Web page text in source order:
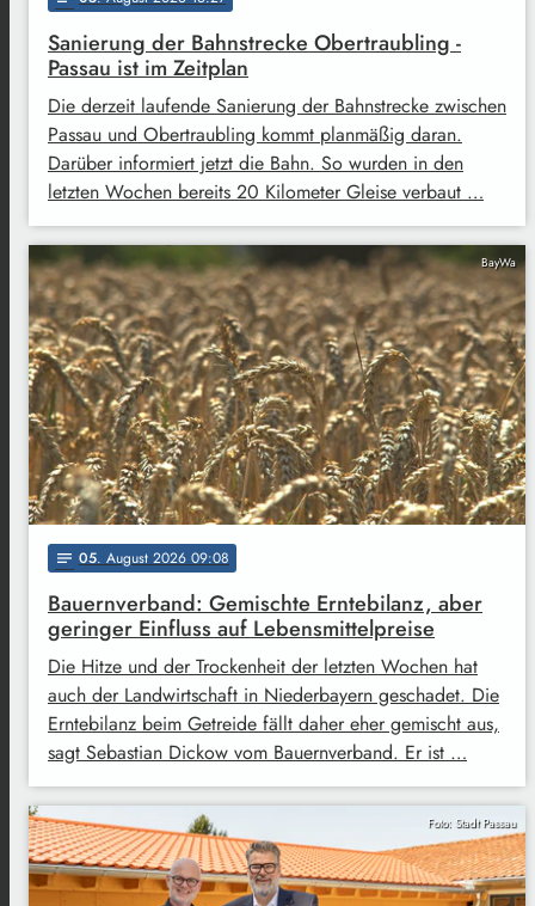
Sanierung der Bahnstrecke Obertraubling -
Passau ist im Zeitplan
Die derzeit laufende Sanierung der Bahnstrecke zwischen
Passau und Obertraubling kommt planmäßig daran.
Darüber informiert jetzt die Bahn. So wurden in den
letzten Wochen bereits 20 Kilometer Gleise verbaut …
BayWa
notes 05. August 2026 09:08
Bauernverband: Gemischte Erntebilanz, aber
geringer Einfluss auf Lebensmittelpreise
Die Hitze und der Trockenheit der letzten Wochen hat
auch der Landwirtschaft in Niederbayern geschadet. Die
Erntebilanz beim Getreide fällt daher eher gemischt aus,
sagt Sebastian Dickow vom Bauernverband. Er ist …
Foto: Stadt Passau